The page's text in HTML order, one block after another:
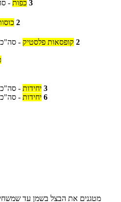
3 כפות -
2
2 קופסאות פלסטיק - סה"כ
3 יחידות - סה"כ
6 יחידות - סה"כ